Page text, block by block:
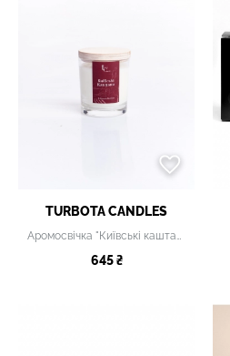
TURBOTA CANDLES
Аромосвічка "Київські каштани"
645 ₴